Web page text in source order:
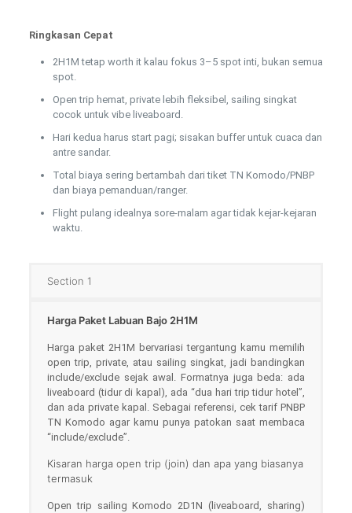
Ringkasan Cepat
2H1M tetap worth it kalau fokus 3–5 spot inti, bukan semua
spot.
Open trip hemat, private lebih fleksibel, sailing singkat
cocok untuk vibe liveaboard.
Hari kedua harus start pagi; sisakan buffer untuk cuaca dan
antre sandar.
Total biaya sering bertambah dari tiket TN Komodo/PNBP
dan biaya pemanduan/ranger.
Flight pulang idealnya sore-malam agar tidak kejar-kejaran
waktu.
Section 1
Harga Paket Labuan Bajo 2H1M
Harga paket 2H1M bervariasi tergantung kamu memilih
open trip, private, atau sailing singkat, jadi bandingkan
include/exclude sejak awal. Formatnya juga beda: ada
liveaboard (tidur di kapal), ada “dua hari trip tidur hotel”,
dan ada private kapal. Sebagai referensi, cek tarif PNBP
TN Komodo agar kamu punya patokan saat membaca
“include/exclude”.
Kisaran harga open trip (join) dan apa yang biasanya
termasuk
Open trip sailing Komodo 2D1N (liveaboard, sharing)